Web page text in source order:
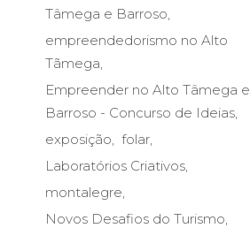
Tâmega e Barroso
empreendedorismo no Alto
Tãmega
Empreender no Alto Tâmega e
Barroso - Concurso de Ideias
exposição
folar
Laboratórios Criativos
montalegre
Novos Desafios do Turismo